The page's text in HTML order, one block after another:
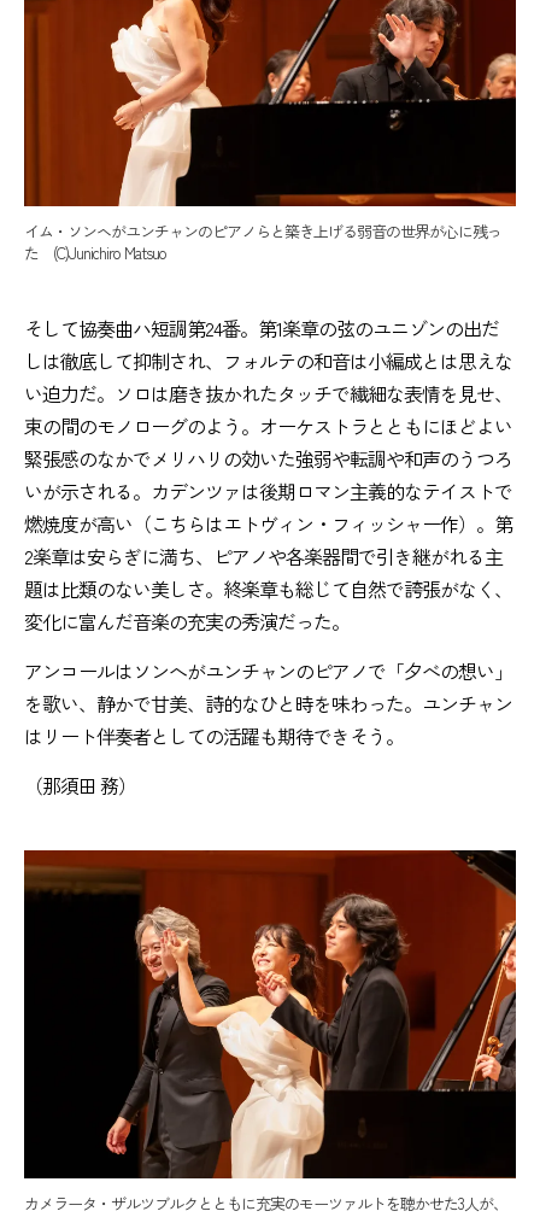
イム・ソンヘがユンチャンのピアノらと築き上げる弱音の世界が心に残っ
た (C)Junichiro Matsuo
そして協奏曲ハ短調第24番。第1楽章の弦のユニゾンの出だ
しは徹底して抑制され、フォルテの和音は小編成とは思えな
い迫力だ。ソロは磨き抜かれたタッチで繊細な表情を見せ、
束の間のモノローグのよう。オーケストラとともにほどよい
緊張感のなかでメリハリの効いた強弱や転調や和声のうつろ
いが示される。カデンツァは後期ロマン主義的なテイストで
燃焼度が高い（こちらはエトヴィン・フィッシャー作）。第
2楽章は安らぎに満ち、ピアノや各楽器間で引き継がれる主
題は比類のない美しさ。終楽章も総じて自然で誇張がなく、
変化に富んだ音楽の充実の秀演だった。
アンコールはソンへがユンチャンのピアノで「夕べの想い」
を歌い、静かで甘美、詩的なひと時を味わった。ユンチャン
はリート伴奏者としての活躍も期待できそう。
（那須田 務）
カメラータ・ザルツブルクとともに充実のモーツァルトを聴かせた3人が、